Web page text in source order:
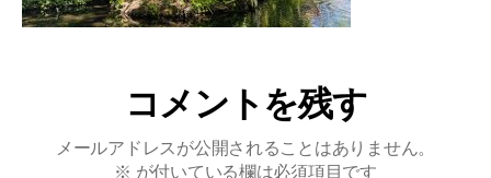
コメントを残す
メールアドレスが公開されることはありません。
※ が付いている欄は必須項目です